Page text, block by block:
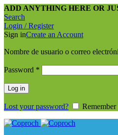
ADD ANYTHING HERE OR
Search
Login / Register
Sign inCreate an Account
Nombre de usuario o correo
Password *
Log in
Lost your password? Remember